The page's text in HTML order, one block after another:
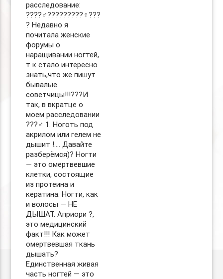
расследование:
????‍♂️?????????‍♀️??‍?
? Недавно я
почитала женские
форумы о
наращивании ногтей,
т к стало интересно
знать,что же пишут
бывалые
советчицы!!!???И
так, в вкратце о
моем расследовании
???‍♂️ 1. Ноготь под
акрилом или гелем не
дышит !…. Давайте
разберёмся)? Ногти
— это омертвевшие
клетки, состоящие
из протеина и
кератина. Ногти, как
и волосы — НЕ
ДЫШАТ. Априори ?,
это медицинский
факт!!! Как может
омертвевшая ткань
дышать?
Единственная живая
часть ногтей — это